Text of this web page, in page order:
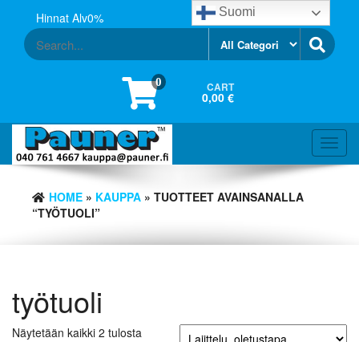
content
Hinnat Alv0%
0 CART
0,00 €
HOME » KAUPPA » TUOTTEET AVAINSANALLA
“TYÖTUOLI”
työtuoli
Näytetään kaikki 2 tulosta
Suomi